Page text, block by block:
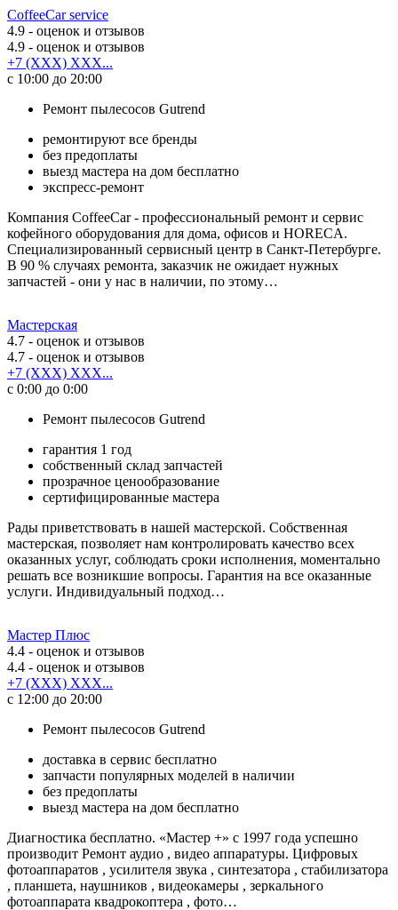
CoffeeCar service
4.9 - оценок и отзывов
4.9 - оценок и отзывов
+7 (XXX) XXX...
с 10:00 до 20:00
Ремонт пылесосов Gutrend
ремонтируют все бренды
без предоплаты
выезд мастера на дом бесплатно
экспресс-ремонт
Компания CoffeeCar - профессиональный ремонт и сервис
кофейного оборудования для дома, офисов и HORECA.
Специализированный сервисный центр в Санкт-Петербурге.
В 90 % случаях ремонта, заказчик не ожидает нужных
запчастей - они у нас в наличии, по этому…
Мастерская
4.7 - оценок и отзывов
4.7 - оценок и отзывов
+7 (XXX) XXX...
с 0:00 до 0:00
Ремонт пылесосов Gutrend
гарантия 1 год
собственный склад запчастей
прозрачное ценообразование
сертифицированные мастера
Рады приветствовать в нашей мастерской. Собственная
мастерская, позволяет нам контролировать качество всех
оказанных услуг, соблюдать сроки исполнения, моментально
решать все возникшие вопросы. Гарантия на все оказанные
услуги. Индивидуальный подход…
Мастер Плюс
4.4 - оценок и отзывов
4.4 - оценок и отзывов
+7 (XXX) XXX...
с 12:00 до 20:00
Ремонт пылесосов Gutrend
доставка в сервис бесплатно
запчасти популярных моделей в наличии
без предоплаты
выезд мастера на дом бесплатно
Диагностика бесплатно. «Мастер +» с 1997 года успешно
производит Ремонт аудио , видео аппаратуры. Цифровых
фотоаппаратов , усилителя звука , синтезатора , стабилизатора
, планшета, наушников , видеокамеры , зеркального
фотоаппарата квадрокоптера , фото…